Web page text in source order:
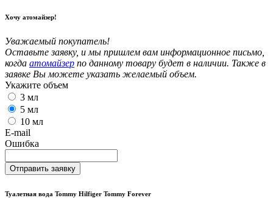
Хочу атомайзер!
Уважаемый покупатель!
Оставьте заявку, и мы пришлем вам информационное письмо,
когда атомайзер по данному товару будет в наличии. Также в
заявке Вы можете указать желаемый объем.
Укажите объем
3 мл
5 мл
10 мл
E-mail
Ошибка
Отправить заявку
Туалетная вода Tommy Hilfiger Tommy Forever